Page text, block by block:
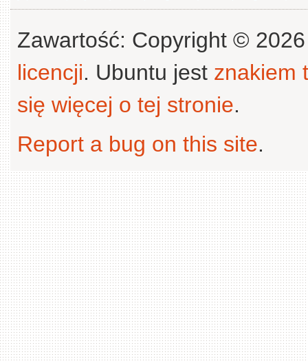
Zawartość: Copyright ©
licencji. Ubuntu jest znakiem
się więcej o tej stronie.
Report a bug on this site.